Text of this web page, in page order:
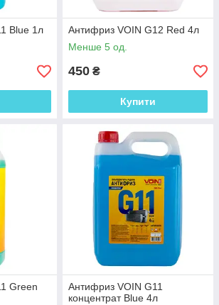
Blue 1л
Антифриз VOIN G12 Red 4л
Менше 5 од.
450 ₴
Купити
Green
Антифриз VOIN G11
концентрат Blue 4л